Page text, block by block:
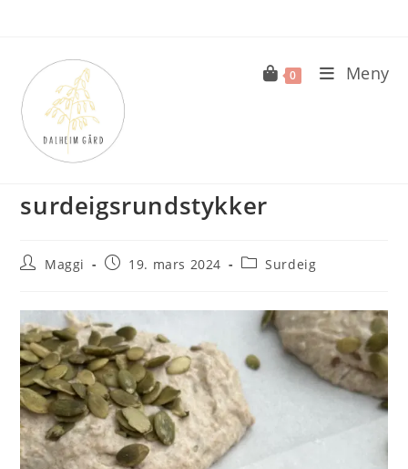
0 Meny
Grove-eltefrie
surdeigsrundstykker
PostMaggi
Post19. mars 2024
PostSurdeig